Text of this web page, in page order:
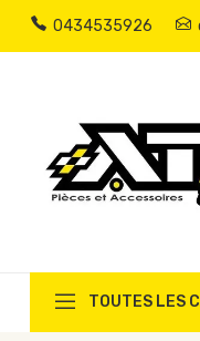
0434535926
TOUTES LES